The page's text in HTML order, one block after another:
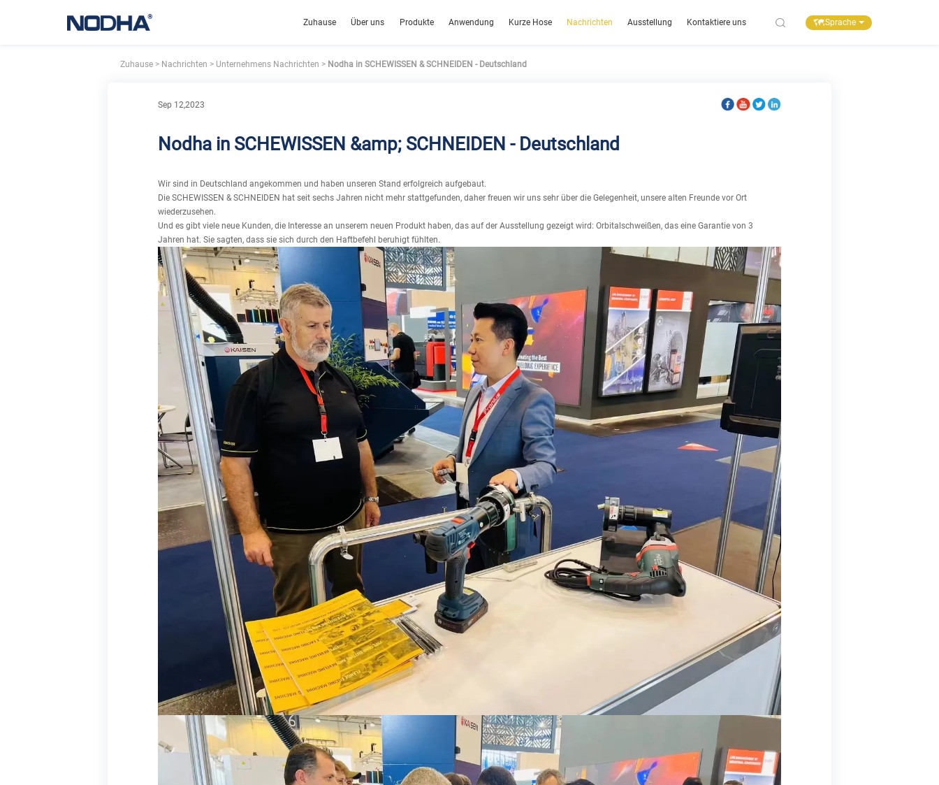
Zuhause Über uns Produkte Anwendung Kurze Hose Nachrichten Ausstellung Kontaktiere uns Sprache
Zuhause> Nachrichten > Unternehmens Nachrichten >Nodha in SCHEWISSEN & SCHNEIDEN - Deutschland
Sep 12,2023
Nodha in SCHEWISSEN &amp; SCHNEIDEN - Deutschland
Wir sind in Deutschland angekommen und haben unseren Stand erfolgreich aufgebaut.
Die SCHEWISSEN & SCHNEIDEN hat seit sechs Jahren nicht mehr stattgefunden, daher freuen wir uns sehr über die Gelegenheit, unsere alten Freunde vor Ort
wiederzusehen.
Und es gibt viele neue Kunden, die Interesse an unserem neuen Produkt haben, das auf der Ausstellung gezeigt wird: Orbitalschweißen, das eine Garantie von 3
Jahren hat. Sie sagten, dass sie sich durch den Haftbefehl beruhigt fühlten.